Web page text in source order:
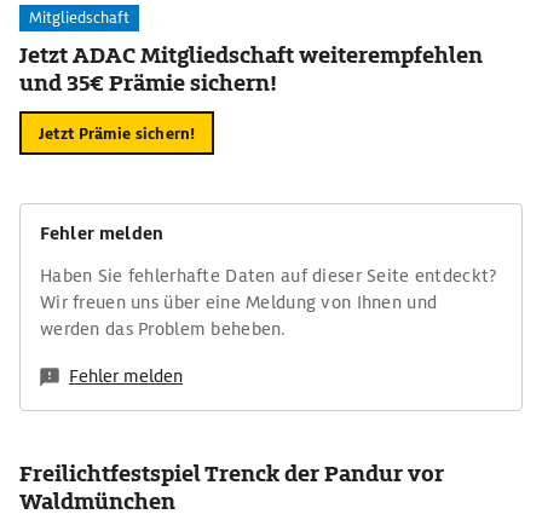
Mitgliedschaft
Jetzt ADAC Mitgliedschaft weiterempfehlen
und 35€ Prämie sichern!
Jetzt Prämie sichern!
Fehler melden
Haben Sie fehlerhafte Daten auf dieser Seite entdeckt?
Wir freuen uns über eine Meldung von Ihnen und
werden das Problem beheben.
Fehler melden
Freilichtfestspiel Trenck der Pandur vor
Waldmünchen